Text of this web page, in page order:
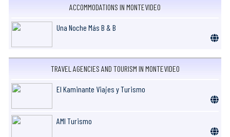
ACCOMMODATIONS IN MONTEVIDEO
Una Noche Más B & B
TRAVEL AGENCIES AND TOURISM IN MONTEVIDEO
El Kaminante Viajes y Turismo
AMI Turismo